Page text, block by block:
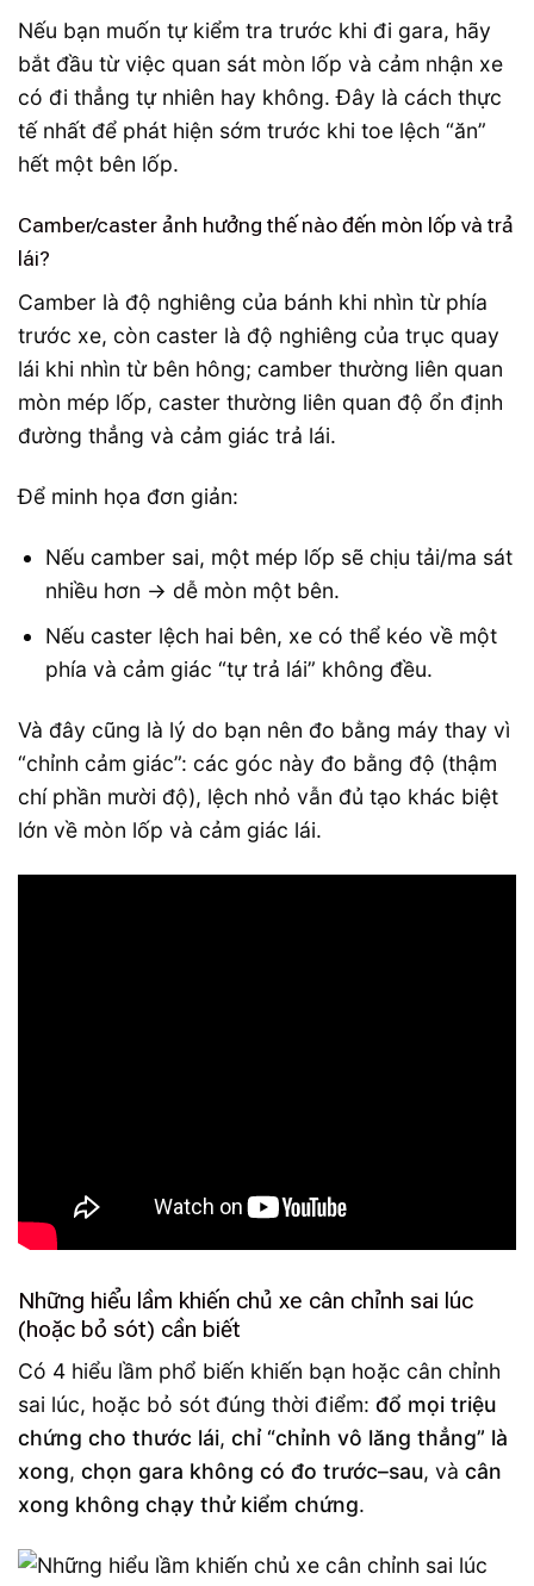
Nếu bạn muốn tự kiểm tra trước khi đi gara, hãy
bắt đầu từ việc quan sát mòn lốp và cảm nhận xe
có đi thẳng tự nhiên hay không. Đây là cách thực
tế nhất để phát hiện sớm trước khi toe lệch “ăn”
hết một bên lốp.
Camber/caster ảnh hưởng thế nào đến mòn lốp và trả
lái?
Camber là độ nghiêng của bánh khi nhìn từ phía
trước xe, còn caster là độ nghiêng của trục quay
lái khi nhìn từ bên hông; camber thường liên quan
mòn mép lốp, caster thường liên quan độ ổn định
đường thẳng và cảm giác trả lái.
Để minh họa đơn giản:
Nếu camber sai, một mép lốp sẽ chịu tải/ma sát
nhiều hơn → dễ mòn một bên.
Nếu caster lệch hai bên, xe có thể kéo về một
phía và cảm giác “tự trả lái” không đều.
Và đây cũng là lý do bạn nên đo bằng máy thay vì
“chỉnh cảm giác”: các góc này đo bằng độ (thậm
chí phần mười độ), lệch nhỏ vẫn đủ tạo khác biệt
lớn về mòn lốp và cảm giác lái.
Những hiểu lầm khiến chủ xe cân chỉnh sai lúc
(hoặc bỏ sót) cần biết
Có 4 hiểu lầm phổ biến khiến bạn hoặc cân chỉnh
sai lúc, hoặc bỏ sót đúng thời điểm: đổ mọi triệu
chứng cho thước lái, chỉ “chỉnh vô lăng thẳng” là
xong, chọn gara không có đo trước–sau, và cân
xong không chạy thử kiểm chứng.